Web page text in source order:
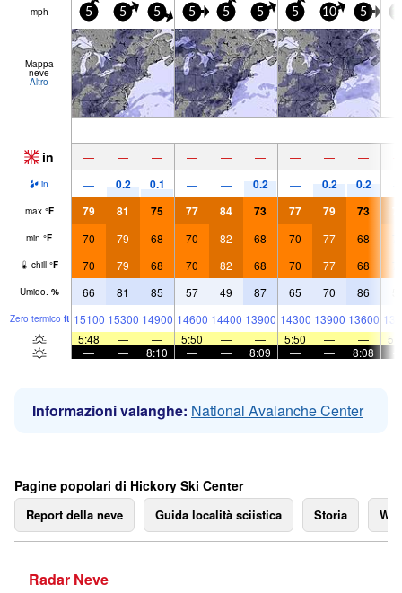
mph 5 5 5 5 5 5 5 10 5
Mappa
neve
Altro
in — — — — — — — — —
in — 0.2 0.1 — — 0.2 — 0.2 0.2
max °F 79 81 75 77 84 73 77 79 73
min °F 70 79 68 70 82 68 70 77 68
chill °F 70 79 68 70 82 68 70 77 68
Umido. % 66 81 85 57 49 87 65 70 86
Zero termico ft 15100 15300 14900 14600 14400 13900 14300 13900 13600
5:48
— — 5:50 — — 5:50 — —
—
— 8:10 — — 8:09 — — 8:08
Informazioni valanghe: National Avalanche Center
Pagine popolari di Hickory Ski Center
Report della neve Guida località sciistica Storia
Radar Neve